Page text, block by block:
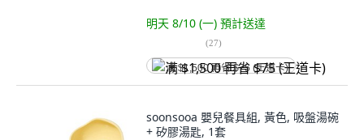
明天 8/10 (一) 預計送達
(27)
满 $1,500 再省 $75 (王道卡)
soonsooa 嬰兒餐具組, 黃色, 吸盤湯碗
+ 矽膠湯匙, 1套